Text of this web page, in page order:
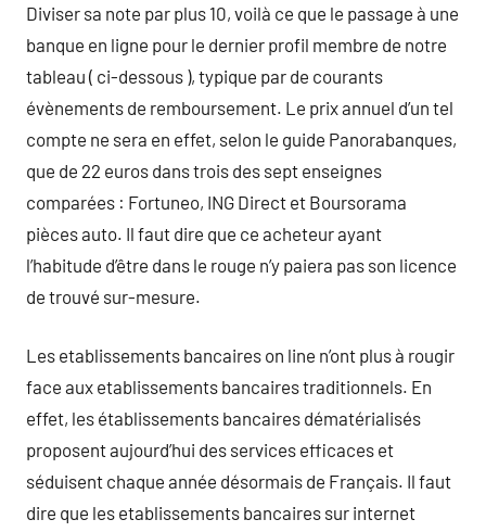
Diviser sa note par plus 10, voilà ce que le passage à une
banque en ligne pour le dernier profil membre de notre
tableau ( ci-dessous ), typique par de courants
évènements de remboursement. Le prix annuel d’un tel
compte ne sera en effet, selon le guide Panorabanques,
que de 22 euros dans trois des sept enseignes
comparées : Fortuneo, ING Direct et Boursorama
pièces auto. Il faut dire que ce acheteur ayant
l’habitude d’être dans le rouge n’y paiera pas son licence
de trouvé sur-mesure.
Les etablissements bancaires on line n’ont plus à rougir
face aux etablissements bancaires traditionnels. En
effet, les établissements bancaires dématérialisés
proposent aujourd’hui des services efficaces et
séduisent chaque année désormais de Français. Il faut
dire que les etablissements bancaires sur internet